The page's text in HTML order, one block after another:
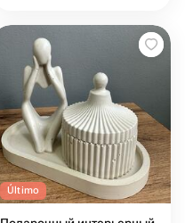
Último